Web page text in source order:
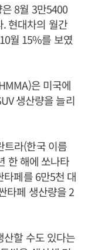
8월 3만5400
현대차의 월간
월 15%를 보였
은 미국에
생산량을 늘리
트라(한국 이름
한 해에 쏘나타
페를 6만5천 대
타페 생산량을 2
산할 수도 있다는